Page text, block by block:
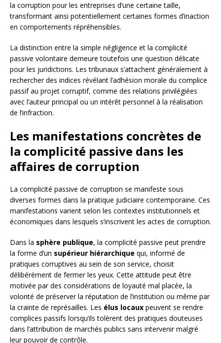
la corruption pour les entreprises d’une certaine taille,
transformant ainsi potentiellement certaines formes d’inaction
en comportements répréhensibles.
La distinction entre la simple négligence et la complicité
passive volontaire demeure toutefois une question délicate
pour les juridictions. Les tribunaux s’attachent généralement à
rechercher des indices révélant l’adhésion morale du complice
passif au projet corruptif, comme des relations privilégiées
avec l’auteur principal ou un intérêt personnel à la réalisation
de l’infraction.
Les manifestations concrètes de
la complicité passive dans les
affaires de corruption
La complicité passive de corruption se manifeste sous
diverses formes dans la pratique judiciaire contemporaine. Ces
manifestations varient selon les contextes institutionnels et
économiques dans lesquels s’inscrivent les actes de corruption.
Dans la sphère publique, la complicité passive peut prendre
la forme d’un supérieur hiérarchique qui, informé de
pratiques corruptives au sein de son service, choisit
délibérément de fermer les yeux. Cette attitude peut être
motivée par des considérations de loyauté mal placée, la
volonté de préserver la réputation de l’institution ou même par
la crainte de représailles. Les élus locaux peuvent se rendre
complices passifs lorsqu’ils tolèrent des pratiques douteuses
dans l’attribution de marchés publics sans intervenir malgré
leur pouvoir de contrôle.